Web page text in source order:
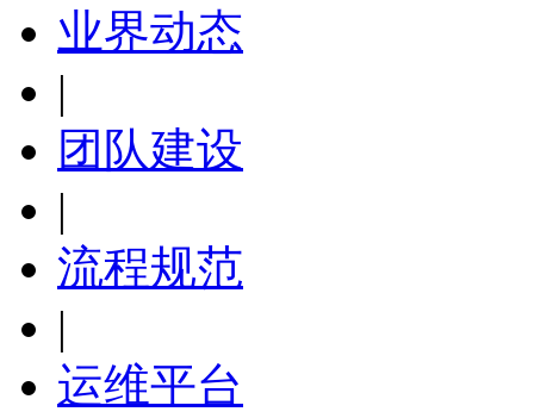
业界动态
|
团队建设
|
流程规范
|
运维平台